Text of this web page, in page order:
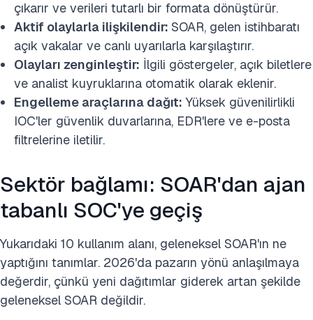
çıkarır ve verileri tutarlı bir formata dönüştürür.
Aktif olaylarla ilişkilendir: SOAR, gelen istihbaratı
açık vakalar ve canlı uyarılarla karşılaştırır.
Olayları zenginleştir: İlgili göstergeler, açık biletlere
ve analist kuyruklarına otomatik olarak eklenir.
Engelleme araçlarına dağıt: Yüksek güvenilirlikli
IOC'ler güvenlik duvarlarına, EDR'lere ve e-posta
filtrelerine iletilir.
Sektör bağlamı: SOAR'dan ajan
tabanlı SOC'ye geçiş
Yukarıdaki 10 kullanım alanı, geleneksel SOAR'ın ne
yaptığını tanımlar. 2026'da pazarın yönü anlaşılmaya
değerdir, çünkü yeni dağıtımlar giderek artan şekilde
geleneksel SOAR değildir.